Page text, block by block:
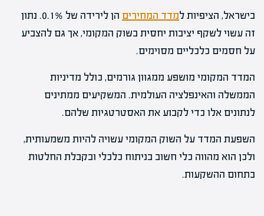
בישראל, הציפיות למדד המחירים
הן לירידה של 0.1%. נתון
זה עשוי לשקף יציבות יחסית בשוק המקומי, אך גם להצביע
על חסמים כלכליים מסוימים.
המדד המקומי מושפע ממגוון גורמים, כולל מדיניות
הממשלה והאינפלציה העולמית. המשקיעים ממתינים
לנתונים אלו כדי לקבוע את האסטרטגיות שלהם.
השפעת המדד על השוק המקומי עשויה להיות משמעותית,
ולכן הוא מהווה כלי חשוב בניתוח כלכלי ובקבלת החלטות
בתחום ההשקעות.